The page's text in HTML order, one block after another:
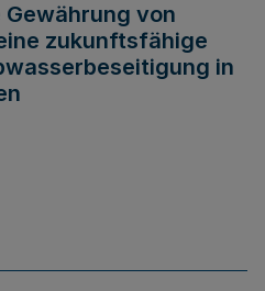
von
zukunftsfähige
in